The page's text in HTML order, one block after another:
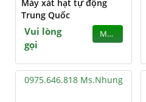
Máy xát hạt tự động
Trung Quốc
Vui lòng
gọi
MUA
0975.646.818 Ms.Nhung